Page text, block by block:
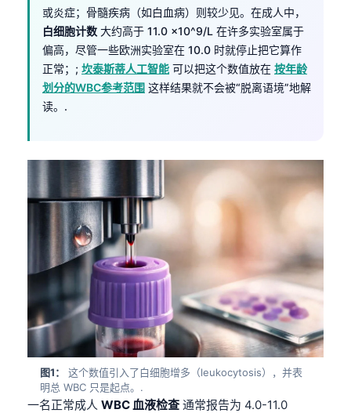
或炎症；骨髓疾病（如白血病）则较少见。在成人中，
白细胞计数 大约高于 11.0 ×10^9/L 在许多实验室属于
偏高，尽管一些欧洲实验室在 10.0 时就停止把它算作
正常；; 坎泰斯蒂人工智能 可以把这个数值放在 按年龄
划分的WBC参考范围 这样结果就不会被“脱离语境”地解
读。.
图1：
这个数值引入了白细胞增多（leukocytosis），并表
明总 WBC 只是起点。.
一名正常成人 WBC 血液检查 通常报告为 4.0-11.0